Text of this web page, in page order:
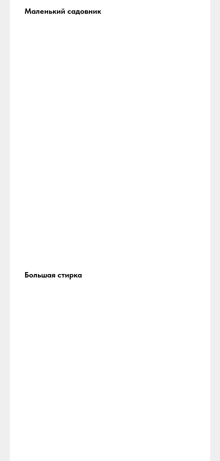
Маленький садовник
Большая стирка